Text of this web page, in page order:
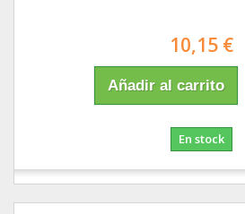
10,15 €
Añadir al carrito
En stock